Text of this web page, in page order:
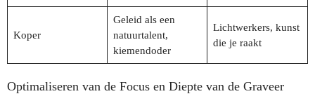
Koper
Geleid als een
natuurtalent,
kiemendoder
Lichtwerkers, kunst
die je raakt
Optimaliseren van de Focus en Diepte van de Graveer